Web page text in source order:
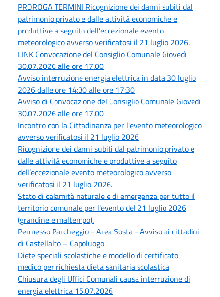
PROROGA TERMINI Ricognizione dei danni subiti dal
patrimonio privato e dalle attività economiche e
produttive a seguito dell’eccezionale evento
meteorologico avverso verificatosi il 21 luglio 2026.
LINK Convocazione del Consiglio Comunale Giovedì
30.07.2026 alle ore 17.00
Avviso interruzione energia elettrica in data 30 luglio
2026 dalle ore 14:30 alle ore 17:30
Avviso di Convocazione del Consiglio Comunale Giovedì
30.07.2026 alle ore 17.00
Incontro con la Cittadinanza per l'evento meteorologico
avverso verificatosi il 21 luglio 2026
Ricognizione dei danni subiti dal patrimonio privato e
dalle attività economiche e produttive a seguito
dell’eccezionale evento meteorologico avverso
verificatosi il 21 luglio 2026.
Stato di calamità naturale e di emergenza per tutto il
territorio comunale per l'evento del 21 luglio 2026
(grandine e maltempo).
Permesso Parcheggio - Area Sosta - Avviso ai cittadini
di Castellalto – Capoluogo
Diete speciali scolastiche e modello di certificato
medico per richiesta dieta sanitaria scolastica
Chiusura degli Uffici Comunali causa interruzione di
energia elettrica 15.07.2026